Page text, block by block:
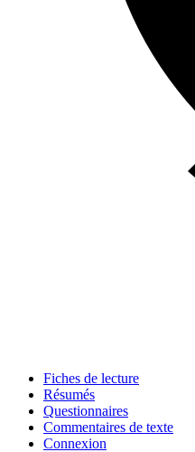
Fiches de lecture
Résumés
Questionnaires
Commentaires de texte
Connexion